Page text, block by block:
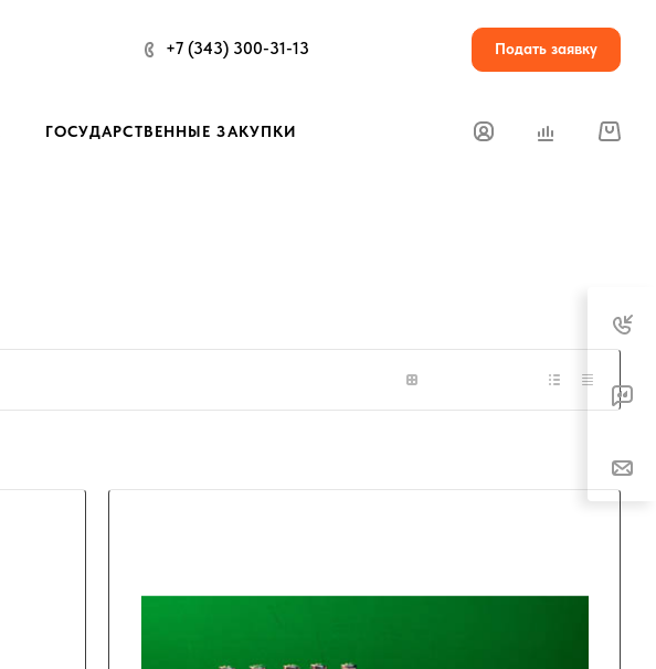
+7 (343) 300-31-13 Подать заявку
ГОСУДАРСТВЕННЫЕ ЗАКУПКИ